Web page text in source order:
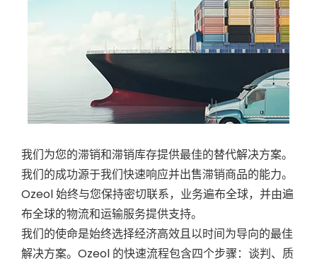
我们为您的滞销和滞销库存提供最佳的替代解决方案。
我们的成功源于我们快速响应并出售滞销商品的能力。
Ozeol 始终与您保持密切联系，业务遍布全球，并由遍
布全球的物流和运输服务提供支持。
我们的使命是始终选择经济高效且以时间为导向的最佳
解决方案。Ozeol 的快速流程包含四个步骤：谈判、质